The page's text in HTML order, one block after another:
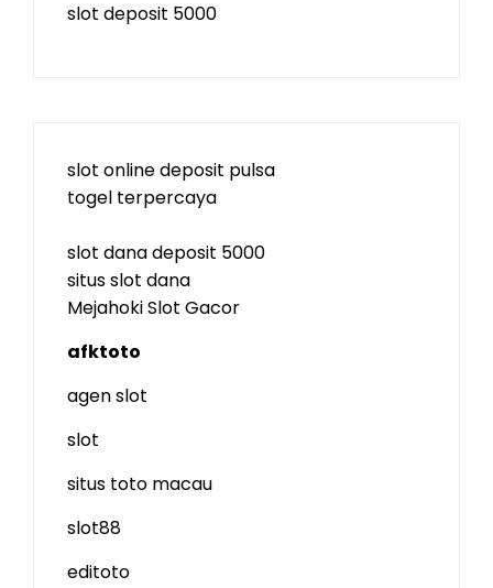
slot deposit 5000
slot online deposit pulsa
togel terpercaya
slot dana deposit 5000
situs slot dana
Mejahoki Slot Gacor
afktoto
agen slot
slot
situs toto macau
slot88
editoto